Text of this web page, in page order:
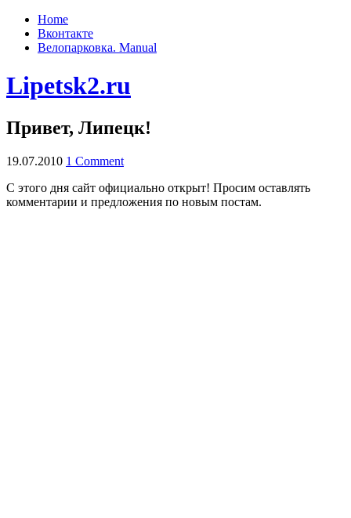
Home
Вконтакте
Велопарковка. Manual
Lipetsk2.ru
Привет, Липецк!
19.07.2010 1 Comment
С этого дня сайт официально открыт! Просим оставлять
комментарии и предложения по новым постам.